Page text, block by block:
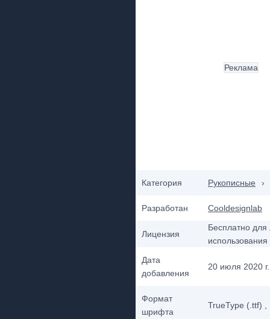
Категория Рукописные ›
Разработан Cooldesignlab
Лицензия
Бесплатно для
использования
Дата
добавления
20 июля 2020 г.
Формат
шрифта
TrueType (.ttf)
Реклама